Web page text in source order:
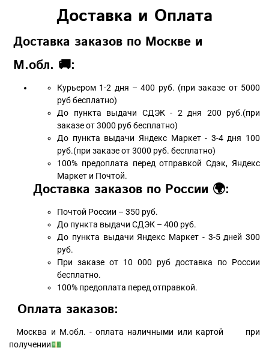
Доставка и Оплата
Доставка заказов по Москве и
М.обл. 🚚:
Курьером 1-2 дня – 400 руб. (при заказе от 5000
руб бесплатно)
До пункта выдачи СДЭК - 2 дня 200 руб.(при
заказе от 3000 руб бесплатно)
До пункта выдачи Яндекс Маркет - 3-4 дня 100
руб.(при заказе от 3000 руб. бесплатно)
100% предоплата перед отправкой Сдэк, Яндекс
Маркет и Почтой.
Доставка заказов по России 🌍:
Почтой России – 350 руб.
До пункта выдачи СДЭК – 400 руб.
До пункта выдачи Яндекс Маркет - 3-5 дней 300
руб.
При заказе от 10 000 руб доставка по России
бесплатно.
100% предоплата перед отправкой.
Оплата заказов:
Москва и М.обл. - оплата наличными или картой при
получении💵